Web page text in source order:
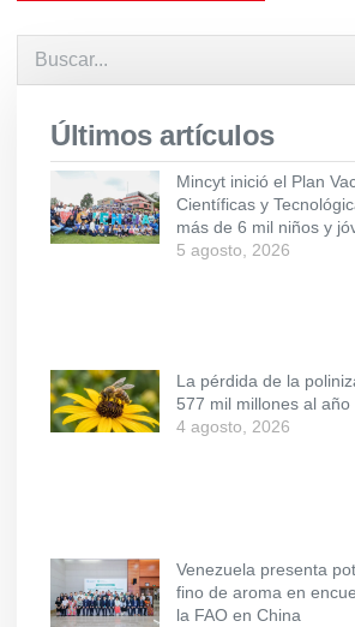
Últimos artículos
Mincyt inició el Plan
Científicas y
más de 6 mil niños y
5 agosto, 2026
La pérdida de la
577 mil millones al año
4 agosto, 2026
Venezuela presenta
fino de aroma en
la FAO en China